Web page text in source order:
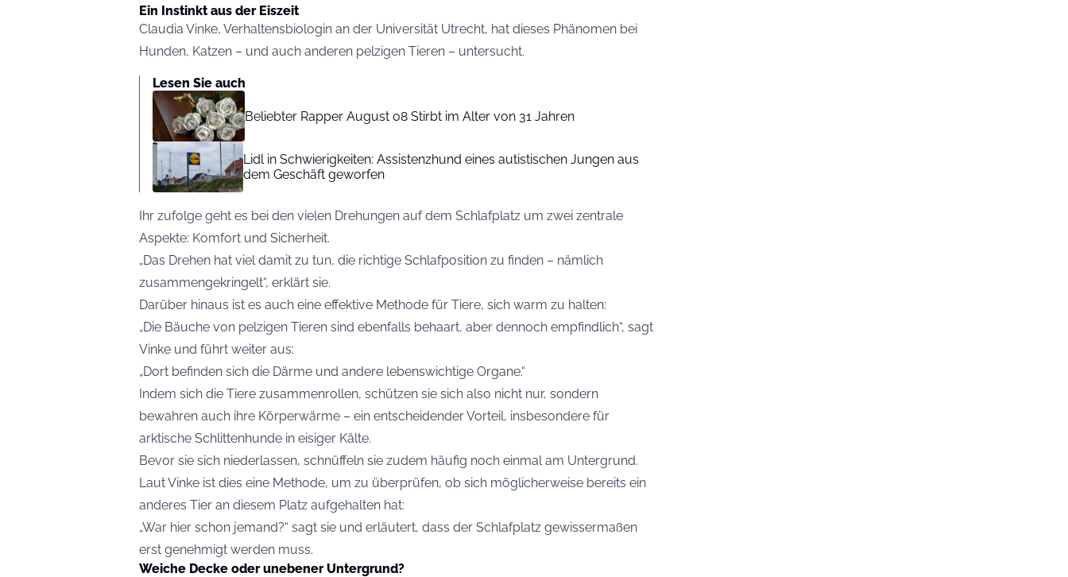
Ein Instinkt aus der Eiszeit
Claudia Vinke, Verhaltensbiologin an der Universität Utrecht, hat dieses Phänomen bei
Hunden, Katzen – und auch anderen pelzigen Tieren – untersucht.
Lesen Sie auch
Beliebter Rapper August 08 Stirbt im Alter von 31 Jahren
Lidl in Schwierigkeiten: Assistenzhund eines autistischen Jungen aus
dem Geschäft geworfen
Ihr zufolge geht es bei den vielen Drehungen auf dem Schlafplatz um zwei zentrale
Aspekte: Komfort und Sicherheit.
„Das Drehen hat viel damit zu tun, die richtige Schlafposition zu finden – nämlich
zusammengekringelt“, erklärt sie.
Darüber hinaus ist es auch eine effektive Methode für Tiere, sich warm zu halten:
„Die Bäuche von pelzigen Tieren sind ebenfalls behaart, aber dennoch empfindlich“, sagt
Vinke und führt weiter aus:
„Dort befinden sich die Därme und andere lebenswichtige Organe.“
Indem sich die Tiere zusammenrollen, schützen sie sich also nicht nur, sondern
bewahren auch ihre Körperwärme – ein entscheidender Vorteil, insbesondere für
arktische Schlittenhunde in eisiger Kälte.
Bevor sie sich niederlassen, schnüffeln sie zudem häufig noch einmal am Untergrund.
Laut Vinke ist dies eine Methode, um zu überprüfen, ob sich möglicherweise bereits ein
anderes Tier an diesem Platz aufgehalten hat:
„War hier schon jemand?“ sagt sie und erläutert, dass der Schlafplatz gewissermaßen
erst genehmigt werden muss.
Weiche Decke oder unebener Untergrund?